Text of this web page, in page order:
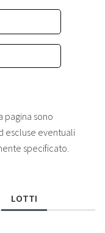
pagina sono
escluse eventuali
specificato.
LOTTI